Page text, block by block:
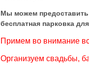
Мы можем
бесплатная парковка
Примем во внимание
Организуем свадьбы,